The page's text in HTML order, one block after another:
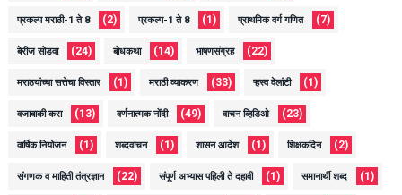
प्रकल्प मराठी-1 ते 8 (2) प्रकल्प-1 ते 8 (1) प्राथमिक वर्ग गणित (7)
बेरीज सोडवा (24) बोधकथा (14) भाषणसंग्रह (22)
मराठयांच्या सत्तेचा विस्तार (1) मराठी व्याकरण (33) ऱ्हस्व वेलांटी (1)
वजाबाकी करा (13) वर्णनात्मक नोंदी (49) वाचन व्हिडिओ (23)
वार्षिक नियोजन (1) शब्दवाचन (1) शासन आदेश (1) शिक्षकदिन (2)
संगणक व माहिती तंत्रज्ञान (22) संपूर्ण अभ्यास पहिली ते दहावी (1) समानार्थी शब्द (1)